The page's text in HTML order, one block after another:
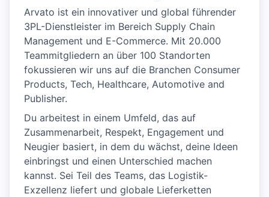
Arvato ist ein innovativer und global führender
3PL-Dienstleister im Bereich Supply Chain
Management und E-Commerce. Mit 20.000
Teammitgliedern an über 100 Standorten
fokussieren wir uns auf die Branchen Consumer
Products, Tech, Healthcare, Automotive and
Publisher.
Du arbeitest in einem Umfeld, das auf
Zusammenarbeit, Respekt, Engagement und
Neugier basiert, in dem du wächst, deine Ideen
einbringst und einen Unterschied machen
kannst. Sei Teil des Teams, das Logistik-
Exzellenz liefert und globale Lieferketten